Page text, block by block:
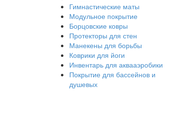
Гимнастические маты
Модульное покрытие
Борцовские ковры
Протекторы для стен
Манекены для борьбы
Коврики для йоги
Инвентарь для аквааэробики
Покрытие для бассейнов и
душевых